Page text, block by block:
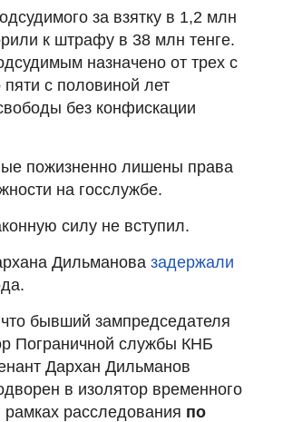
за взятку в 1,2 млн
к штрафу в 38 млн тенге.
назначено от трех с
с половиной лет
без конфискации
пожизненно лишены права
на госслужбе.
силу не вступил.
Дильманова задержали
бывший зампредседателя
Пограничной службы КНБ
Дархан Дильманов
в изолятор временного
расследования по